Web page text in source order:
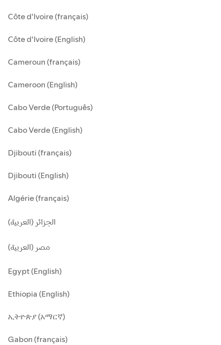
Côte d'Ivoire (français)
Côte d'Ivoire (English)
Cameroun (français)
Cameroon (English)
Cabo Verde (Português)
Cabo Verde (English)
Djibouti (français)
Djibouti (English)
Algérie (français)
الجزائر (العربية)
مصر (العربية)
Egypt (English)
Ethiopia (English)
ኢትዮጵያ (አማርኛ)
Gabon (français)